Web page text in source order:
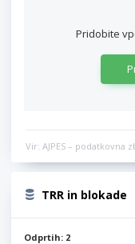
Pridobite
Vir: AJPES – podatkovna
TRR in blokade
Odprtih: 2